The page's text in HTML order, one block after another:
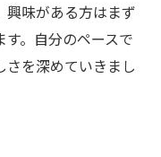
興味がある方はまず
。自分のペースで
を深めていきまし